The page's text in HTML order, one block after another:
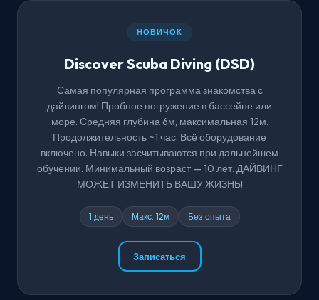
НОВИЧОК
Discover Scuba Diving (DSD)
Самая популярная программа знакомства с
дайвингом! Пробное погружение в бассейне или
море. Средняя глубина 6м, максимальная 12м.
Продолжительность ~1 час. Всё оборудование
включено. Навыки засчитываются при дальнейшем
обучении. Минимальный возраст — 10 лет. ДАЙВИНГ
МОЖЕТ ИЗМЕНИТЬ ВАШУ ЖИЗНЬ!
1 день Макс. 12м Без опыта
Записаться